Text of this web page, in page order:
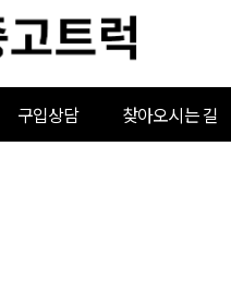
구입상담 찾아오시는 길